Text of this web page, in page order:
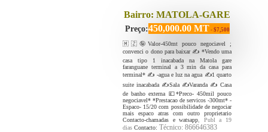
Bairro: MATOLA-GARE
Preço:450,000.00 MT - $7,500
🇲🇿🤪Valor-450mt pouco negociavel ;
convenci o dono para baixar ✍ *Vendo uma
casa tipo 1 inacabada na Matola gare
faranguane terminal a 3 min da casa para
terminal* ✍️ -agua e luz na agua ✍1 quarto
suite inacabada ✍Sala ✍Varanda ✍ Casa
de banho externa 💷*Preco- 450mil pouco
negociavel* *Prestacao de servicos -300mt* -
Espaco- 15/20 com possibilidade de negociar
mais espaco atras com outro proprietario
Contacto-chamadas e watsapp , Publ a 19
dias Contacto: Técnico: 866646383